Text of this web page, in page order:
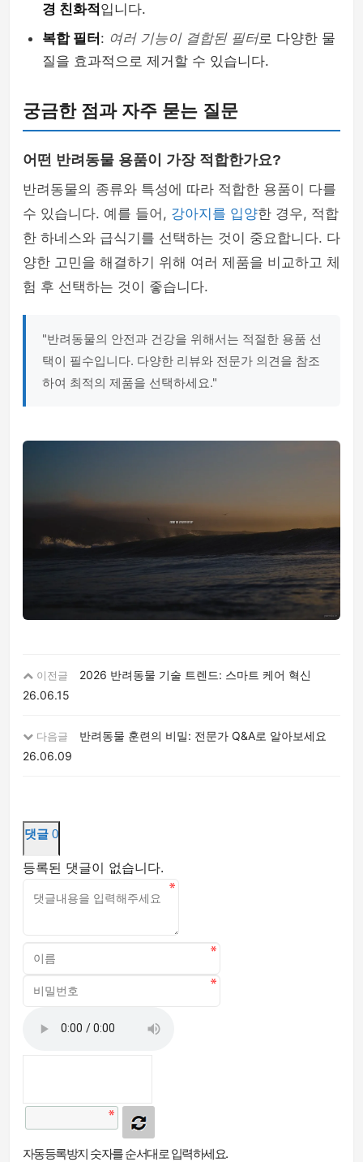
경 친화적입니다.
복합 필터 : 여러 기능이 결합된 필터로 다양한 물
질을 효과적으로 제거할 수 있습니다.
궁금한 점과 자주 묻는 질문
어떤 반려동물 용품이 가장 적합한가요?
반려동물의 종류와 특성에 따라 적합한 용품이 다를
수 있습니다. 예를 들어, 강아지를 입양한 경우, 적합
한 하네스와 급식기를 선택하는 것이 중요합니다. 다
양한 고민을 해결하기 위해 여러 제품을 비교하고 체
험 후 선택하는 것이 좋습니다.
"반려동물의 안전과 건강을 위해서는 적절한 용품 선
택이 필수입니다. 다양한 리뷰와 전문가 의견을 참조
하여 최적의 제품을 선택하세요."
이전글
2026 반려동물 기술 트렌드: 스마트 케어 혁신
26.06.15
다음글
반려동물 훈련의 비밀: 전문가 Q&A로 알아보세요
26.06.09
댓글 0
등록된 댓글이 없습니다.
자동등록방지 숫자를 순서대로 입력하세요.